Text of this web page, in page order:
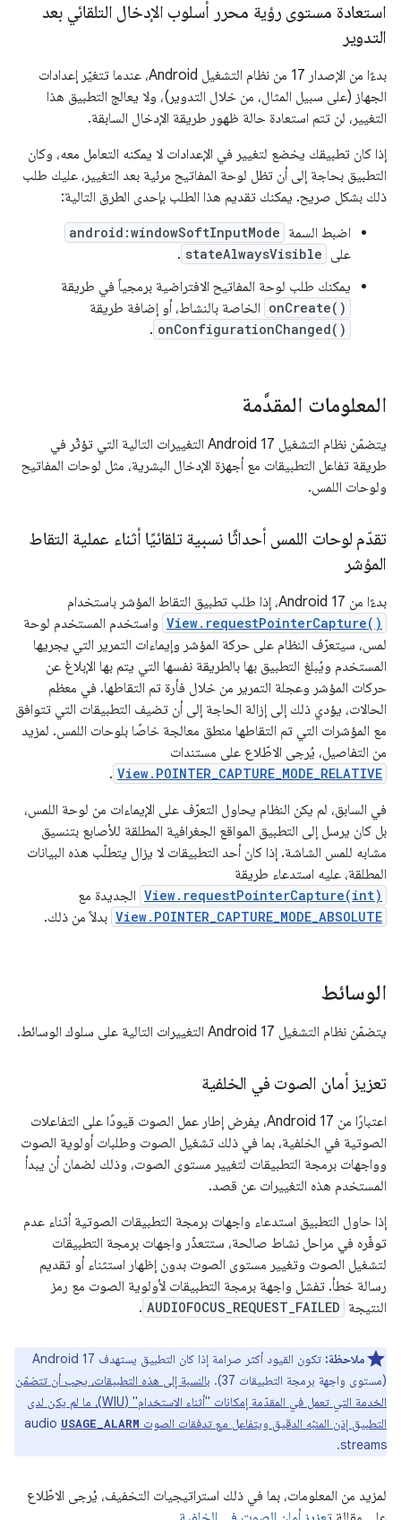
استعادة مستوى رؤية محرر أسلوب الإدخال التلقائي بعد
التدوير
بدءًا من الإصدار 17 من نظام التشغيل Android، عندما تتغيّر إعدادات
الجهاز (على سبيل المثال، من خلال التدوير)، ولا يعالج التطبيق هذا
التغيير، لن تتم استعادة حالة ظهور طريقة الإدخال السابقة.
إذا كان تطبيقك يخضع لتغيير في الإعدادات لا يمكنه التعامل معه، وكان
التطبيق بحاجة إلى أن تظل لوحة المفاتيح مرئية بعد التغيير، عليك طلب
ذلك بشكل صريح. يمكنك تقديم هذا الطلب بإحدى الطرق التالية:
اضبط السمة android:windowSoftInputMode
على stateAlwaysVisible
.
يمكنك طلب لوحة المفاتيح الافتراضية برمجياً في طريقة
onCreate() الخاصة بالنشاط، أو إضافة طريقة
onConfigurationChanged()
.
المعلومات المقدَّمة
يتضمّن نظام التشغيل Android 17 التغييرات التالية التي تؤثّر في
طريقة تفاعل التطبيقات مع أجهزة الإدخال البشرية، مثل لوحات المفاتيح
ولوحات اللمس.
تقدّم لوحات اللمس أحداثًا نسبية تلقائيًا أثناء عملية التقاط
المؤشر
بدءًا من Android 17، إذا طلب تطبيق التقاط المؤشر باستخدام
View.requestPointerCapture() واستخدم المستخدم لوحة
لمس، سيتعرّف النظام على حركة المؤشر وإيماءات التمرير التي يجريها
المستخدم ويُبلغ التطبيق بها بالطريقة نفسها التي يتم بها الإبلاغ عن
حركات المؤشر وعجلة التمرير من خلال فأرة تم التقاطها. في معظم
الحالات، يؤدي ذلك إلى إزالة الحاجة إلى أن تضيف التطبيقات التي تتوافق
مع المؤشرات التي تم التقاطها منطق معالجة خاصًا بلوحات اللمس. لمزيد
من التفاصيل، يُرجى الاطّلاع على مستندات
View.POINTER_CAPTURE_MODE_RELATIVE
.
في السابق، لم يكن النظام يحاول التعرّف على الإيماءات من لوحة اللمس،
بل كان يرسل إلى التطبيق المواقع الجغرافية المطلقة للأصابع بتنسيق
مشابه للمس الشاشة. إذا كان أحد التطبيقات لا يزال يتطلّب هذه البيانات
المطلقة، عليه استدعاء طريقة
View.requestPointerCapture(int) الجديدة مع
View.POINTER_CAPTURE_MODE_ABSOLUTE بدلاً من ذلك.
الوسائط
يتضمّن نظام التشغيل Android 17 التغييرات التالية على سلوك الوسائط.
تعزيز أمان الصوت في الخلفية
اعتبارًا من Android 17، يفرض إطار عمل الصوت قيودًا على التفاعلات
الصوتية في الخلفية، بما في ذلك تشغيل الصوت وطلبات أولوية الصوت
وواجهات برمجة التطبيقات لتغيير مستوى الصوت، وذلك لضمان أن يبدأ
المستخدم هذه التغييرات عن قصد.
إذا حاول التطبيق استدعاء واجهات برمجة التطبيقات الصوتية أثناء عدم
توفّره في مراحل نشاط صالحة، ستتعذّر واجهات برمجة التطبيقات
لتشغيل الصوت وتغيير مستوى الصوت بدون إظهار استثناء أو تقديم
رسالة خطأ. تفشل واجهة برمجة التطبيقات لأولوية الصوت مع رمز
النتيجة AUDIOFOCUS_REQUEST_FAILED
.
ملاحظة:
تكون القيود أكثر صرامة إذا كان التطبيق يستهدف Android 17
(مستوى واجهة برمجة التطبيقات 37).
بالنسبة إلى هذه التطبيقات، يجب أن تتضمّن
الخدمة التي تعمل في المقدّمة إمكانات "أثناء الاستخدام" (WIU)، ما لم يكن لدى
التطبيق إذن المنبّه الدقيق ويتفاعل مع تدفقات الصوت USAGE_ALARM
audio
streams.
لمزيد من المعلومات، بما في ذلك استراتيجيات التخفيف، يُرجى الاطّلاع